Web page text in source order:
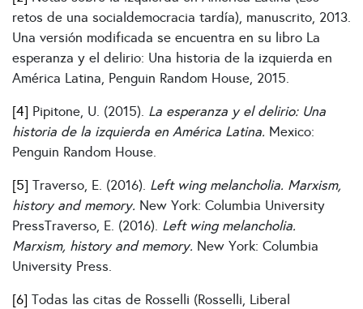
retos de una socialdemocracia tardía), manuscrito, 2013.
Una versión modificada se encuentra en su libro La
esperanza y el delirio: Una historia de la izquierda en
América Latina, Penguin Random House, 2015.
[4] Pipitone, U. (2015). La esperanza y el delirio: Una
historia de la izquierda en América Latina. Mexico:
Penguin Random House.
[5] Traverso, E. (2016). Left wing melancholia. Marxism,
history and memory. New York: Columbia University
PressTraverso, E. (2016). Left wing melancholia.
Marxism, history and memory. New York: Columbia
University Press.
[6] Todas las citas de Rosselli (Rosselli, Liberal